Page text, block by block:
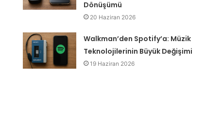
Dönüşümü
20 Haziran 2026
Walkman’den Spotify’a: Müzik
Teknolojilerinin Büyük Değişimi
19 Haziran 2026